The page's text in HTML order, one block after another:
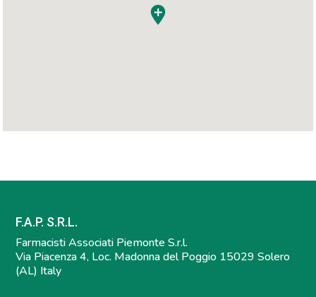
F.A.P. S.R.L.
Farmacisti Associati Piemonte S.r.l.
Via Piacenza 4, Loc. Madonna del Poggio 15029 Solero
(AL) Italy